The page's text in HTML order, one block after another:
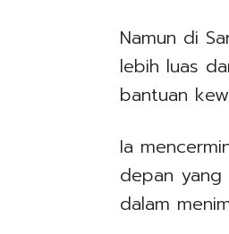
Namun di
lebih luas
bantuan
Ia
depan yang
dalam